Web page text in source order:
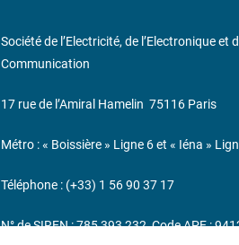
Société de l’Electricité, de l’Electronique
Communication
17 rue de l’Amiral Hamelin 75116 Paris
Métro : « Boissière » Ligne 6 et « Iéna »
Téléphone : (+33) 1 56 90 37 17
N° de SIREN : 785 393 232, Code APE :